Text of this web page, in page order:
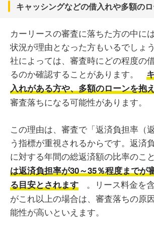
キャッシングなどの借入れや多額の
カーリースの審査に落ちた方の中に
状況が理由となった方もいるでしょ
社によっては、審査時にどの程度の
るのか確認することがあります。
入れがある方や、多額のローンを抱
審査落ちになる可能性があります。
この理由は、審査で「返済負担率（
う指標が重視されるからです。返済
に対する年間の総返済額の比率のこと
は返済負担率が30～35％程度までが
る目安とされます
。リース料金を
がこれ以上の場合は、審査落ちの原
能性が高いといえます。